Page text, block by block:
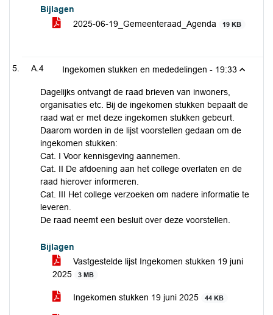
Bijlagen
2025-06-19_Gemeenteraad_Agenda
19 KB
A.4 Ingekomen stukken en mededelingen - 19:33
Dagelijks ontvangt de raad brieven van inwoners,
organisaties etc. Bij de ingekomen stukken bepaalt de
raad wat er met deze ingekomen stukken gebeurt.
Daarom worden in de lijst voorstellen gedaan om de
ingekomen stukken:
Cat. I Voor kennisgeving aannemen.
Cat. II De afdoening aan het college overlaten en de
raad hierover informeren.
Cat. III Het college verzoeken om nadere informatie te
leveren.
De raad neemt een besluit over deze voorstellen.
Bijlagen
Vastgestelde lijst Ingekomen stukken 19 juni
2025
3 MB
Ingekomen stukken 19 juni 2025 44 KB